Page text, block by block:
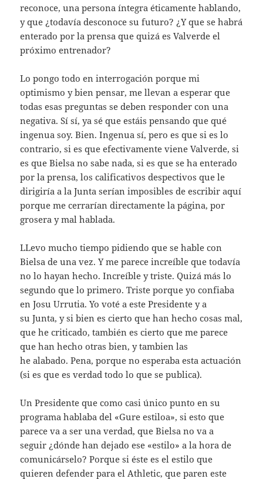
reconoce, una persona íntegra éticamente hablando,
y que ¿todavía desconoce su futuro? ¿Y que se habrá
enterado por la prensa que quizá es Valverde el
próximo entrenador?
Lo pongo todo en interrogación porque mi
optimismo y bien pensar, me llevan a esperar que
todas esas preguntas se deben responder con una
negativa. Sí sí, ya sé que estáis pensando que qué
ingenua soy. Bien. Ingenua sí, pero es que si es lo
contrario, si es que efectivamente viene Valverde, si
es que Bielsa no sabe nada, si es que se ha enterado
por la prensa, los calificativos despectivos que le
dirigiría a la Junta serían imposibles de escribir aquí
porque me cerrarían directamente la página, por
grosera y mal hablada.
LLevo mucho tiempo pidiendo que se hable con
Bielsa de una vez. Y me parece increíble que todavía
no lo hayan hecho. Increíble y triste. Quizá más lo
segundo que lo primero. Triste porque yo confiaba
en Josu Urrutia. Yo voté a este Presidente y a
su Junta, y si bien es cierto que han hecho cosas mal,
que he criticado, también es cierto que me parece
que han hecho otras bien, y tambien las
he alabado. Pena, porque no esperaba esta actuación
(si es que es verdad todo lo que se publica).
Un Presidente que como casi único punto en su
programa hablaba del «Gure estiloa», si esto que
parece va a ser una verdad, que Bielsa no va a
seguir ¿dónde han dejado ese «estilo» a la hora de
comunicárselo? Porque si éste es el estilo que
quieren defender para el Athletic, que paren este